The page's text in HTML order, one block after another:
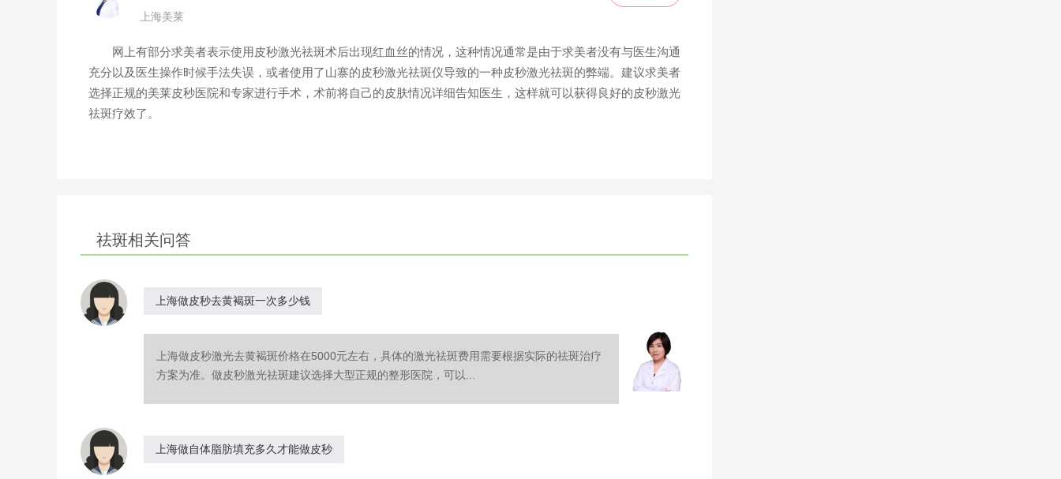
上海美莱
网上有部分求美者表示使用皮秒激光祛斑术后出现红血丝的情况，这种情况通常是由于求美者没有与医生沟通
充分以及医生操作时候手法失误，或者使用了山寨的皮秒激光祛斑仪导致的一种皮秒激光祛斑的弊端。建议求美者
选择正规的美莱皮秒医院和专家进行手术，术前将自己的皮肤情况详细告知医生，这样就可以获得良好的皮秒激光
祛斑疗效了。
祛斑相关问答
上海做皮秒去黄褐斑一次多少钱
上海做皮秒激光去黄褐斑价格在5000元左右，具体的激光祛斑费用需要根据实际的祛斑治疗
方案为准。做皮秒激光祛斑建议选择大型正规的整形医院，可以...
上海做自体脂肪填充多久才能做皮秒